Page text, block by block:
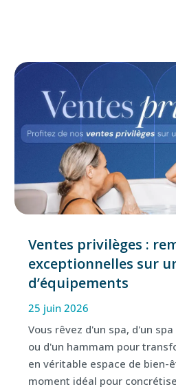
Ventes privilèges :
exceptionnelles sur
d’équipements
25 juin 2026
Vous rêvez d'un spa, d'un
ou d'un hammam pour
en véritable espace de bien-
moment idéal pour